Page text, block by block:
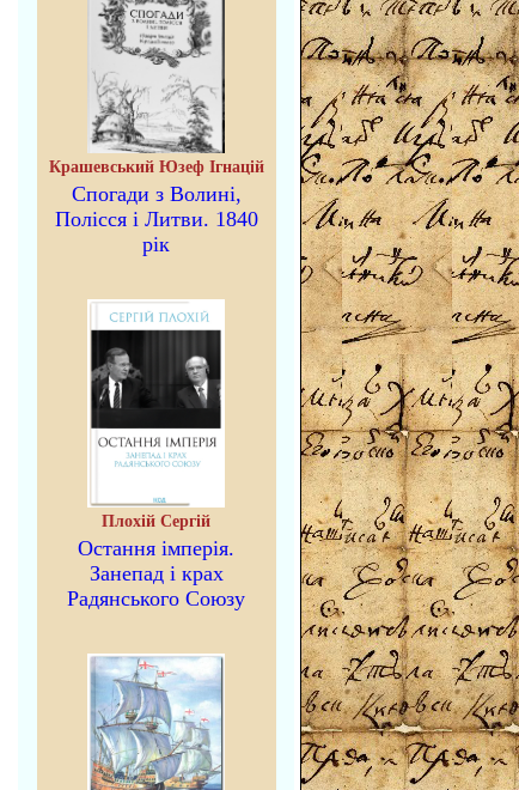
Крашевський Юзеф Ігнацій
Спогади з Волині,
Полісся і Литви. 1840
рік
Плохій Сергій
Остання імперія.
Занепад і крах
Радянського Союзу